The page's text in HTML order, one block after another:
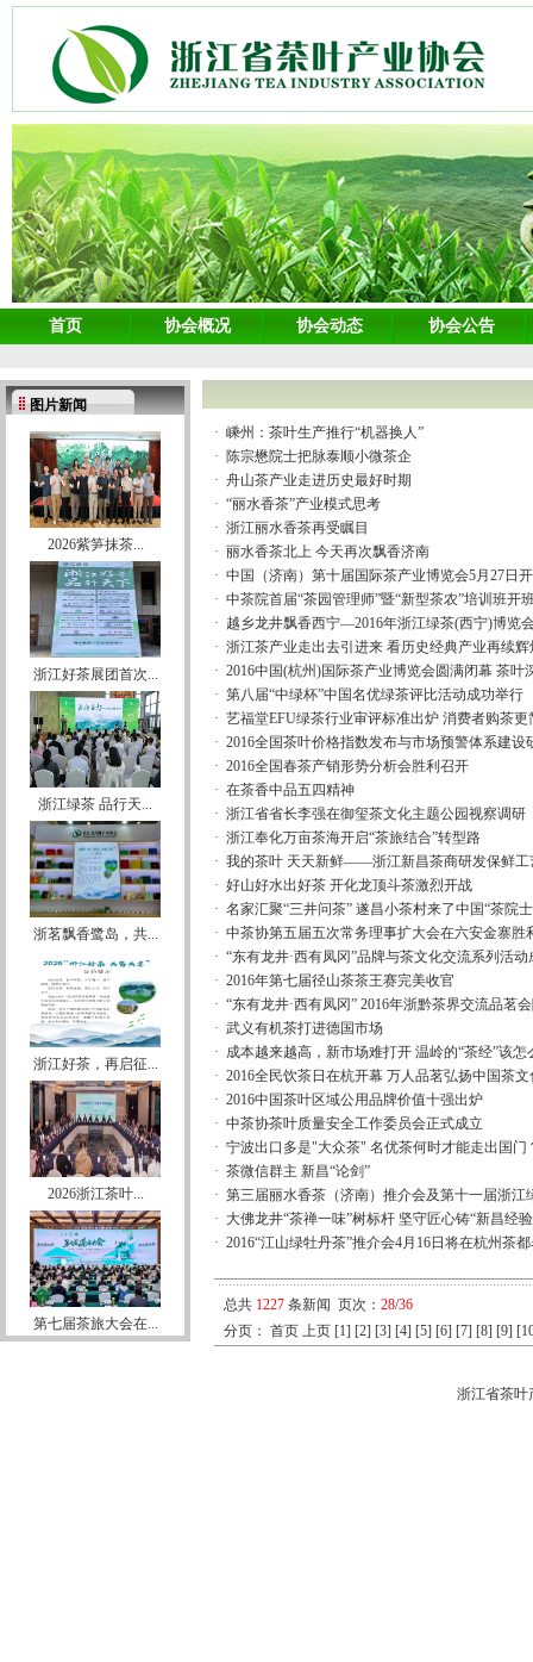
首页 协会概况 协会动态 协会公告
图片新闻
2026紫笋抹茶...
浙江好茶展团首次...
浙江绿茶 品行天...
浙茗飘香鹭岛，共...
浙江好茶，再启征...
2026浙江茶叶...
第七届茶旅大会在...
· 嵊州：茶叶生产推行“机器换人”
· 陈宗懋院士把脉泰顺小微茶企
· 舟山茶产业走进历史最好时期
· “丽水香茶”产业模式思考
· 浙江丽水香茶再受瞩目
· 丽水香茶北上 今天再次飘香济南
· 中国（济南）第十届国际茶产业博览会5月27日
· 中茶院首届“茶园管理师”暨“新型茶农”培训班开
· 越乡龙井飘香西宁—2016年浙江绿茶(西宁)博览
· 浙江茶产业走出去引进来 看历史经典产业再续辉
· 2016中国(杭州)国际茶产业博览会圆满闭幕 茶叶
· 第八届“中绿杯”中国名优绿茶评比活动成功举行
· 艺福堂EFU绿茶行业审评标准出炉 消费者购茶更
· 2016全国茶叶价格指数发布与市场预警体系建设
· 2016全国春茶产销形势分析会胜利召开
· 在茶香中品五四精神
· 浙江省省长李强在御玺茶文化主题公园视察调研
· 浙江奉化万亩茶海开启“茶旅结合”转型路
· 我的茶叶 天天新鲜——浙江新昌茶商研发保鲜工
· 好山好水出好茶 开化龙顶斗茶激烈开战
· 名家汇聚“三井问茶” 遂昌小茶村来了中国“茶院
· 中茶协第五届五次常务理事扩大会在六安金寨胜
· “东有龙井·西有凤冈”品牌与茶文化交流系列活动
· 2016年第七届径山茶茶王赛完美收官
· “东有龙井·西有凤冈” 2016年浙黔茶界交流品茗
· 武义有机茶打进德国市场
· 成本越来越高，新市场难打开 温岭的“茶经”该怎
· 2016全民饮茶日在杭开幕 万人品茗弘扬中国茶文
· 2016中国茶叶区域公用品牌价值十强出炉
· 中茶协茶叶质量安全工作委员会正式成立
· 宁波出口多是"大众茶" 名优茶何时才能走出国门
· 茶微信群主 新昌“论剑”
· 第三届丽水香茶（济南）推介会及第十一届浙江
· 大佛龙井“茶禅一味”树标杆 坚守匠心铸“新昌经
· 2016“江山绿牡丹茶”推介会4月16日将在杭州茶
总共 1227 条新闻 页次： 28/36
分页： 首页 上页 [1] [2] [3] [4] [5] [6] [7] [8] [9]
浙江省茶